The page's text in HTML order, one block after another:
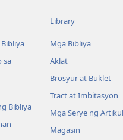
sa
Bibliya
Library
Mga Bibliya
Aklat
Brosyur at Buklet
Tract at Imbitasyon
Mga Serye ng
Magasin